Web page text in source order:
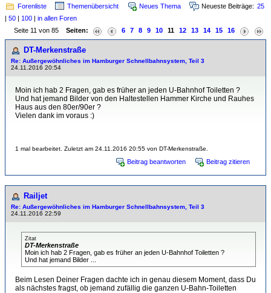
Forenliste Themenübersicht Neues Thema Neueste Beiträge: 25
| 50 | 100 | in allen Foren
Seite 11 von 85 Seiten: 6 7 8 9 10 11 12 13 14 15 16
DT-Merkenstraße
Re: Außergewöhnliches im Hamburger Schnellbahnsystem, Teil 3
24.11.2016 20:54
Moin ich hab 2 Fragen, gab es früher an jeden U-Bahnhof Toiletten ?
Und hat jemand Bilder von den Haltestellen Hammer Kirche und Rauhes
Haus aus den 80er/90er ?
Vielen dank im voraus :)
1 mal bearbeitet. Zuletzt am 24.11.2016 20:55 von DT-Merkenstraße.
Beitrag beantworten Beitrag zitieren
Railjet
Re: Außergewöhnliches im Hamburger Schnellbahnsystem, Teil 3
24.11.2016 22:59
Zitat
DT-Merkenstraße
Moin ich hab 2 Fragen, gab es früher an jeden U-Bahnhof Toiletten ?
Und hat jemand Bilder ...
Beim Lesen Deiner Fragen dachte ich in genau diesem Moment, dass Du
als nächstes fragst, ob jemand zufällig die ganzen U-Bahn-Toiletten